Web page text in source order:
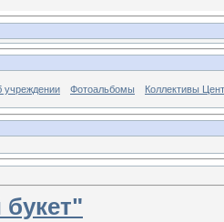
учреждении Фотоальбомы Коллективы